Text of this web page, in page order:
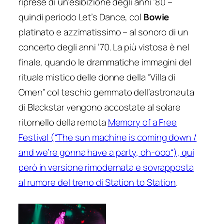
quindi periodo Let’s Dance, col Bowie
platinato e azzimatissimo – al sonoro di un
concerto degli anni ’70. La più vistosa è nel
finale, quando le drammatiche immagini del
rituale mistico delle donne della “Villa di
Omen” col teschio gemmato dell’astronauta
di Blackstarvengono accostate al solare
ritornello della remota Memory of a Free
Festival (“The sun machine is coming down /
and we’re gonna have a party, oh-ooo“), qui
però in versione rimodernata e sovrapposta
al rumore del treno diStation to Station.